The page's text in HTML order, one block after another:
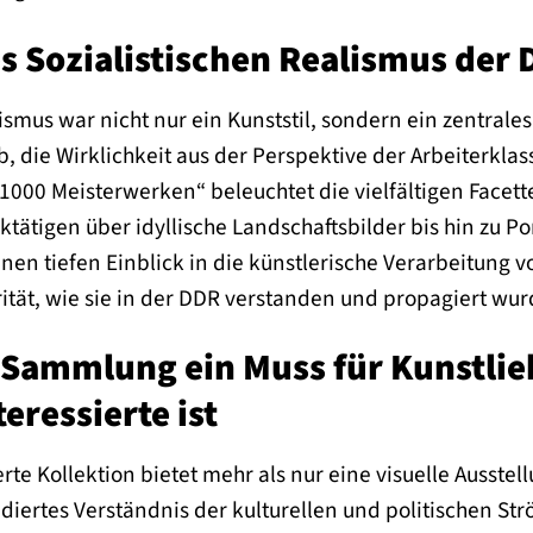
Sozialistischen Realismus der
war nicht nur ein Kunststil, sondern ein
die Wirklichkeit aus der Perspektive der
Meisterwerken“ beleuchtet die vielfältigen
über idyllische Landschaftsbilder bis hin zu
tiefen Einblick in die künstlerische Verarbeitung
wie sie in der DDR verstanden und propagiert
ein Muss für
ist
Kollektion bietet mehr als nur eine visuelle
Verständnis der kulturellen und politischen